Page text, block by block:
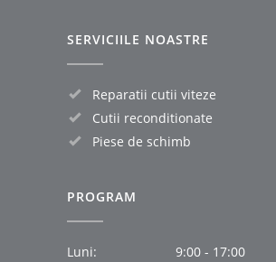
SERVICIILE NOASTRE
Reparatii cutii viteze
Cutii reconditionate
Piese de schimb
PROGRAM
Luni: 9:00 - 17:00